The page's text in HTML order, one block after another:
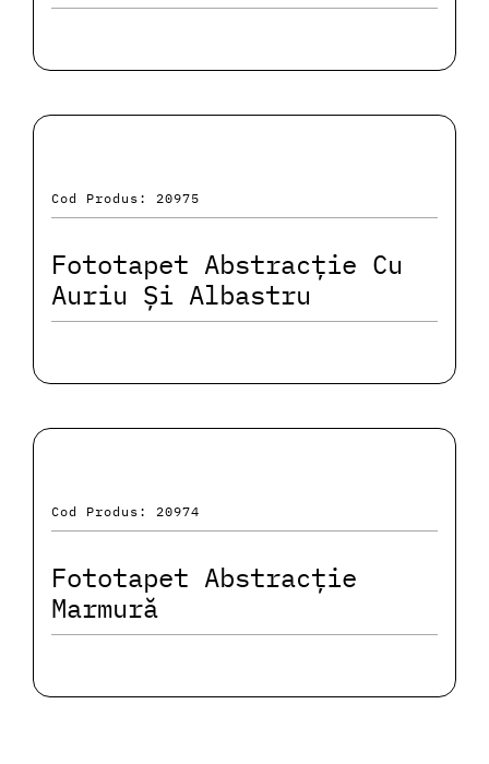
Cod Produs: 20975
Fototapet Abstracție Cu
Auriu Și Albastru
Cod Produs: 20974
Fototapet Abstracție
Marmură